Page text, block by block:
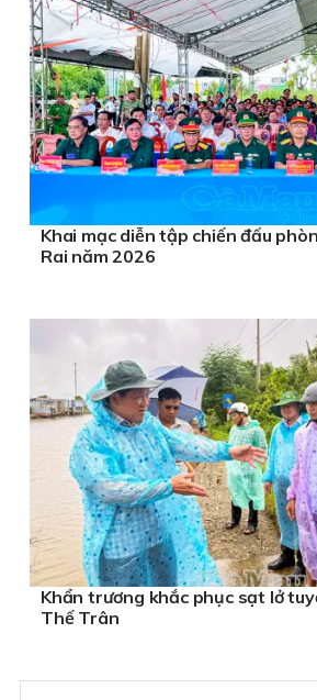
Khai mạc diễn tập chiến đấu
Rai năm 2026
Khẩn trương khắc phục sạt lở
Thế Trân